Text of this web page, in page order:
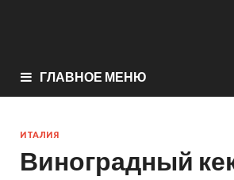
ГЛАВНОЕ МЕНЮ
ИТАЛИЯ
Виноградный